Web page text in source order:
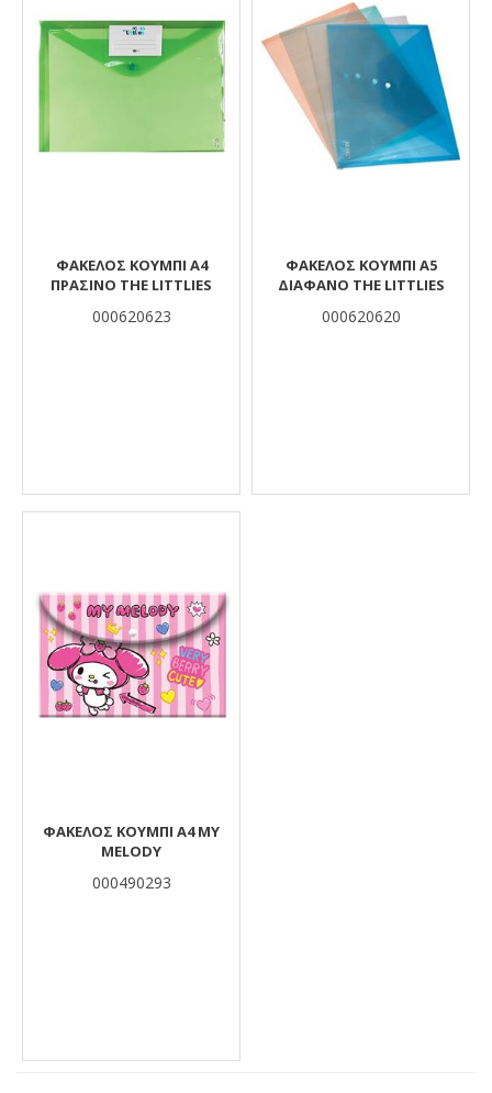
ΦΆΚΕΛΟΣ ΚΟΥΜΠΊ Α4
ΠΡΑΣΙΝΟ THE LITTLIES
000620623
ΦΆΚΕΛΟΣ ΚΟΥΜΠΊ Α5
ΔΙΆΦΑΝΟ THE LITTLIES
000620620
ΦΑΚΕΛΟΣ ΚΟΥΜΠΙ Α4 MY
MELODY
000490293